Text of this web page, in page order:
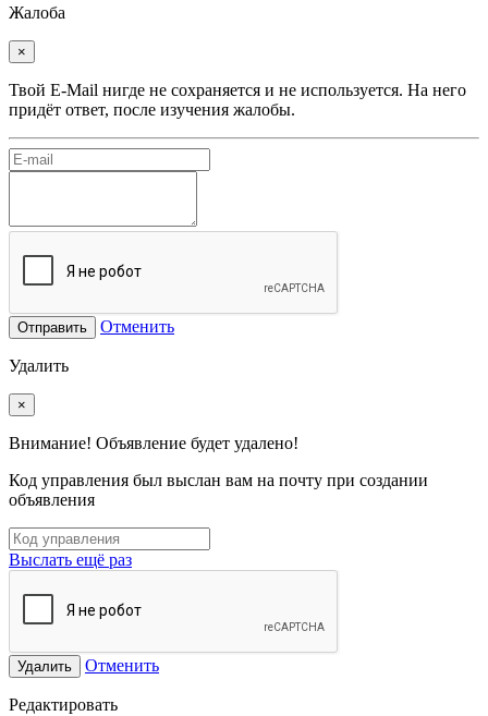
Жалоба
×
Твой E-Mail нигде не сохраняется и не используется. На него
придёт ответ, после изучения жалобы.
Отправить Отменить
Удалить
×
Внимание! Объявление будет удалено!
Код управления был выслан вам на почту при создании
объявления
Выслать ещё раз
Удалить Отменить
Редактировать